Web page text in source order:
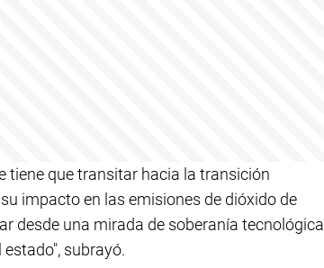
tiene que transitar hacia la transición
impacto en las emisiones de dióxido de
desde una mirada de soberanía tecnológica
subrayó.